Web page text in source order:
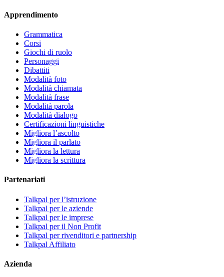
Apprendimento
Grammatica
Corsi
Giochi di ruolo
Personaggi
Dibattiti
Modalità foto
Modalità chiamata
Modalità frase
Modalità parola
Modalità dialogo
Certificazioni linguistiche
Migliora l’ascolto
Migliora il parlato
Migliora la lettura
Migliora la scrittura
Partenariati
Talkpal per l’istruzione
Talkpal per le aziende
Talkpal per le imprese
Talkpal per il Non Profit
Talkpal per rivenditori e partnership
Talkpal Affiliato
Azienda